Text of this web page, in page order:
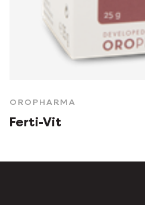
OROPHARMA
Ferti-Vit